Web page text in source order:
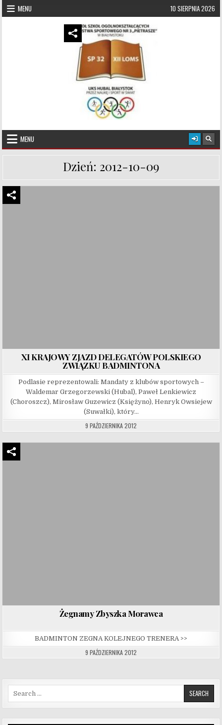
Skip to content
MENU 10 SIERPNIA 2026
UKS Hubal Białystok
MENU
Dzień: 2012-10-09
XI KRAJOWY ZJAZD DELEGATÓW POLSKIEGO
ZWIĄZKU BADMINTONA
Podlasie reprezentowali: Mandaty z klubów sportowych –
Waldemar Grzegorzewski (Hubal), Paweł Lenkiewicz
(Choroszcz), Mirosław Guzewicz (Księżyno), Henryk Owsiejew
(Suwałki), który…
9 PAŹDZIERNIKA 2012
Żegnamy Zbyszka Morawca
BADMINTON ZEGNA KOLEJNEGO TRENERA >>
9 PAŹDZIERNIKA 2012